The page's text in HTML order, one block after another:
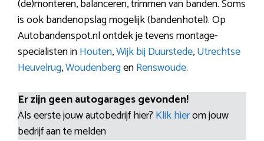
(de)monteren, balanceren, trimmen van banden. Soms
is ook bandenopslag mogelijk (bandenhotel). Op
Autobandenspot.nl ontdek je tevens montage-
specialisten inHouten,Wijk bij Duurstede,Utrechtse
Heuvelrug,WoudenbergenRenswoude.
Er zijn geen autogarages gevonden!
Als eerste jouw autobedrijf hier? Klik hierom jouw
bedrijf aan te melden